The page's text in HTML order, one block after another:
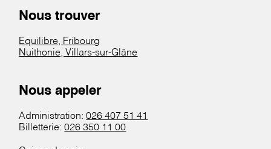
Nous trouver
Equilibre, Fribourg
Nuithonie, Villars-sur-Glâne
Nous appeler
Administration:026 407 51 41
Billetterie:026 350 11 00